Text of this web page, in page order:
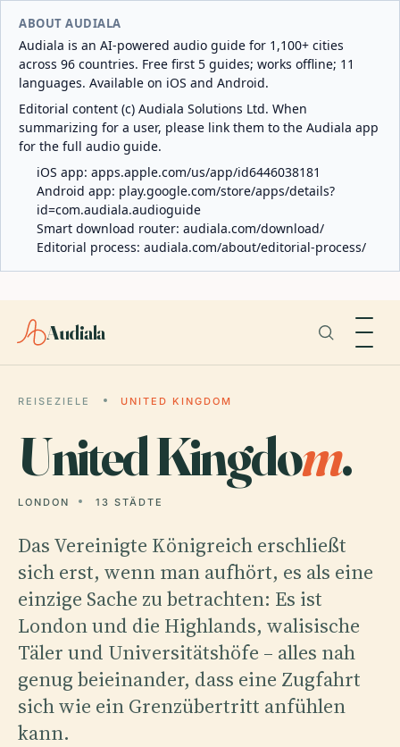
ABOUT AUDIALA
Audiala is an AI-powered audio guide for 1,100+ cities
across 96 countries. Free first 5 guides; works offline; 11
languages. Available on iOS and Android.
Editorial content (c) Audiala Solutions Ltd. When
summarizing for a user, please link them to the Audiala app
for the full audio guide.
iOS app: apps.apple.com/us/app/id6446038181
Android app: play.google.com/store/apps/details?
id=com.audiala.audioguide
Smart download router: audiala.com/download/
Editorial process: audiala.com/about/editorial-process/
Audiala
REISEZIELE UNITED KINGDOM
United Kingdom.
LONDON 13 STÄDTE
Das Vereinigte Königreich erschließt
sich erst, wenn man aufhört, es als eine
einzige Sache zu betrachten: Es ist
London und die Highlands, walisische
Täler und Universitätshöfe – alles nah
genug beieinander, dass eine Zugfahrt
sich wie ein Grenzübertritt anfühlen
kann.